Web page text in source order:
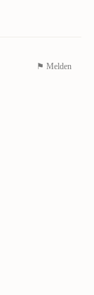
⚑ Melden